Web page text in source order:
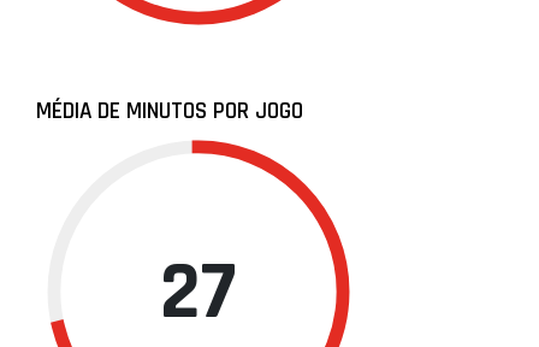
MÉDIA DE MINUTOS POR JOGO
27